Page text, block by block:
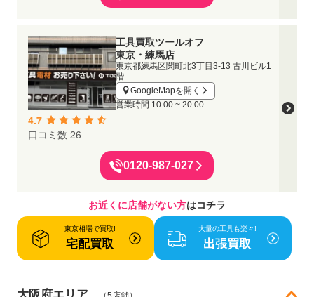
工具買取ツールオフ
東京・練馬店
東京都練馬区関町北3丁目3-13 古川ビル1
階
GoogleMapを開く
営業時間 10:00 ~ 20:00
4.7
口コミ数 26
0120-987-027
お近くに店舗がない方はコチラ
東京相場で買取!
宅配買取
大量の工具も楽々!
出張買取